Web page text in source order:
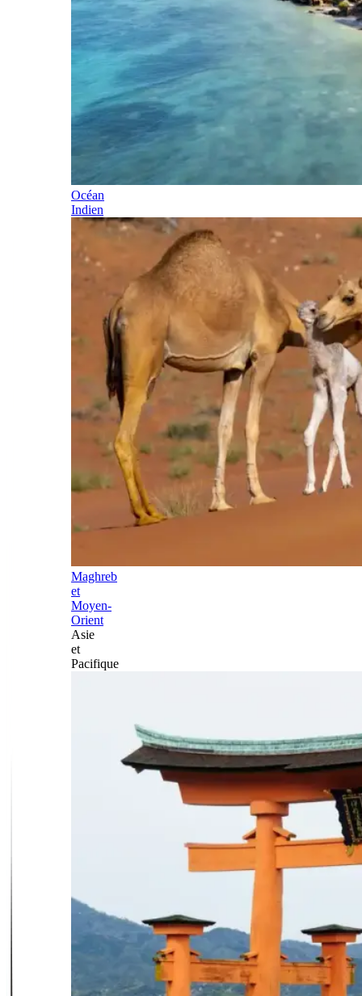
Océan
Indien
Maghreb
et
Moyen-
Orient
Asie
et
Pacifique